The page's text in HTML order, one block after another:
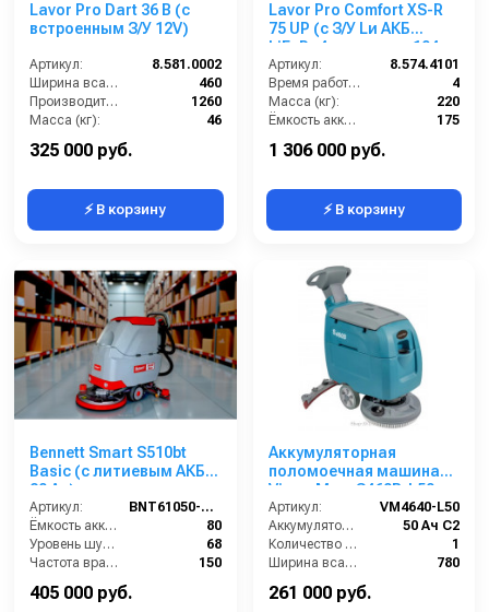
Lavor Pro Dart 36 B (с
встроенным З/У 12V)
Артикул:
8.581.0002
Ширина всасывающей балки (мм):
460
Производительность по площади (м2/ч):
1260
Масса (кг):
46
325 000 руб.
⚡ В корзину
Lavor Pro Comfort XS-R
75 UP (с З/У Lи АКБ
LiFePo4 емкостью 104
Ah)
Артикул:
8.574.4101
Время работы (ч):
4
Масса (кг):
220
Ёмкость аккумуляторов (Ач):
175
1 306 000 руб.
⚡ В корзину
Bennett Smart S510bt
Basic (с литиевым АКБ
80 Ач)
Артикул:
BNT61050-80li
Ёмкость аккумуляторов (Ач):
80
Уровень шума (дБ):
68
Частота вращения щетки (об/мин):
150
405 000 руб.
Аккумуляторная
поломоечная машина
VinnerMyer S460B-L50
Артикул:
VM4640-L50
Аккумулятор АКБ (В/А·ч):
50 Ач С2
Количество аккумуляторов (шт):
1
Ширина всасывающей балки (мм):
780
261 000 руб.